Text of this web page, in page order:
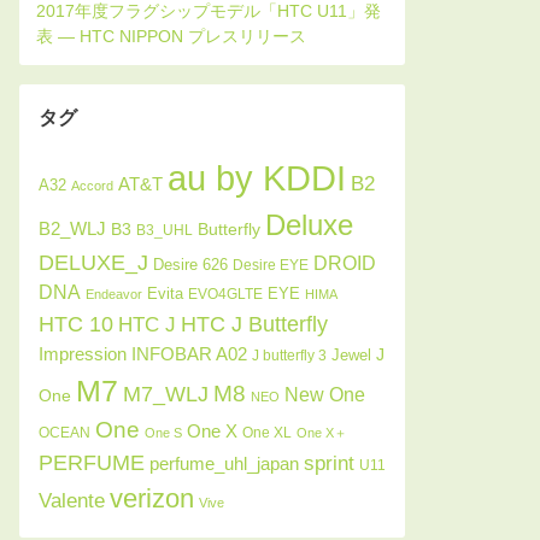
タグ
A32 Accord AT&T au by KDDI B2
B2_WLJ B3 B3_UHL Butterfly Deluxe
DELUXE_J Desire 626 Desire EYE DROID
DNA Endeavor Evita EVO4GLTE EYE HIMA
HTC 10 HTC J HTC J Butterfly
Impression INFOBAR A02 J butterfly 3 Jewel J
One M7 M7_WLJ M8 NEO New One
OCEAN One One S One X One XL One X＋
PERFUME perfume_uhl_japan sprint U11
Valente verizon Vive